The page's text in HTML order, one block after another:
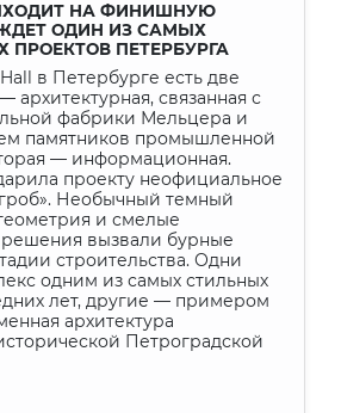
НА ФИНИШНУЮ
ОДИН ИЗ САМЫХ
ПЕТЕРБУРГА
в Петербурге есть две
архитектурная, связанная с
фабрики Мельцера и
памятников промышленной
— информационная.
проекту неофициальное
Необычный темный
и смелые
решения вызвали бурные
строительства. Одни
одним из самых стильных
лет, другие — примером
архитектура
Петроградской